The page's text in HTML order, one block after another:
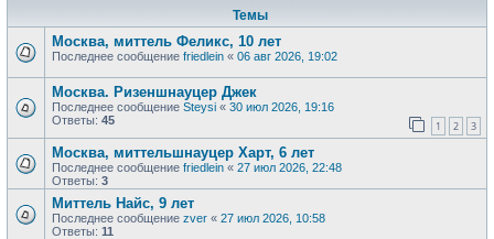
Темы
Москва, миттель Феликс, 10 лет
Последнее сообщение friedlein « 06 авг 2026, 19:02
Москва. Ризеншнауцер Джек
Последнее сообщение Steysi « 30 июл 2026, 19:16
Ответы: 45 1 2 3
Москва, миттельшнауцер Харт, 6 лет
Последнее сообщение friedlein « 27 июл 2026, 22:48
Ответы: 3
Миттель Найс, 9 лет
Последнее сообщение zver « 27 июл 2026, 10:58
Ответы: 11